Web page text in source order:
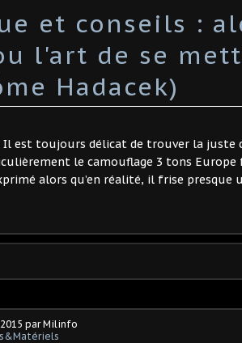
et conseils :
l'art de se
Hadacek)
Il est toujours délicat de trouver la juste
le camouflage 3 tons
alors qu’en réalité, il frise presque
par Milinfo